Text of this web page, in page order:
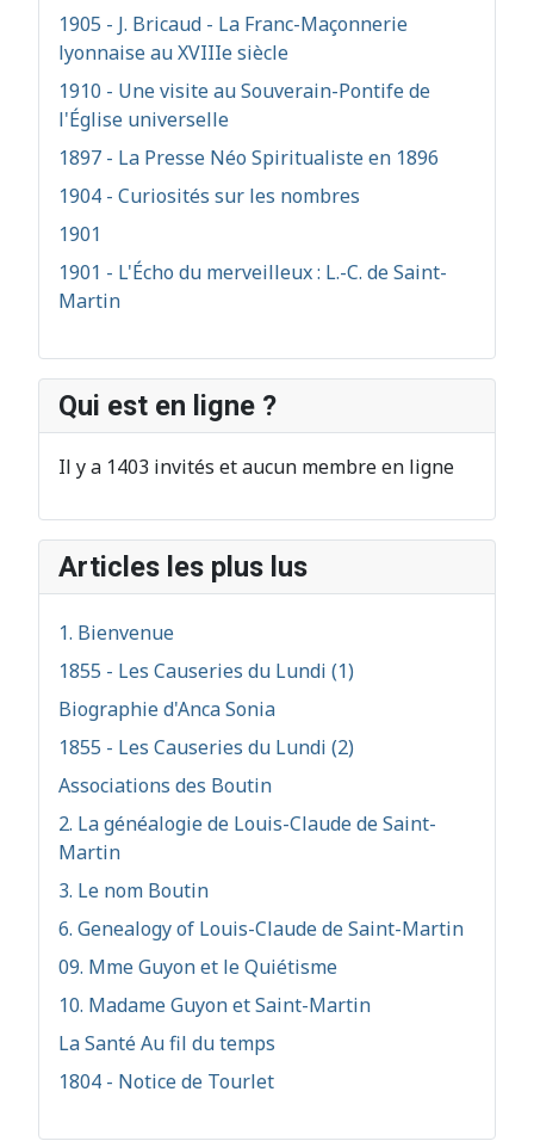
1905 - J. Bricaud - La Franc-Maçonnerie
lyonnaise au XVIIIe siècle
1910 - Une visite au Souverain-Pontife de
l'Église universelle
1897 - La Presse Néo Spiritualiste en 1896
1904 - Curiosités sur les nombres
1901
1901 - L'Écho du merveilleux : L.-C. de Saint-
Martin
Qui est en ligne ?
Il y a 1403 invités et aucun membre en ligne
Articles les plus lus
1. Bienvenue
1855 - Les Causeries du Lundi (1)
Biographie d'Anca Sonia
1855 - Les Causeries du Lundi (2)
Associations des Boutin
2. La généalogie de Louis-Claude de Saint-
Martin
3. Le nom Boutin
6. Genealogy of Louis-Claude de Saint-Martin
09. Mme Guyon et le Quiétisme
10. Madame Guyon et Saint-Martin
La Santé Au fil du temps
1804 - Notice de Tourlet